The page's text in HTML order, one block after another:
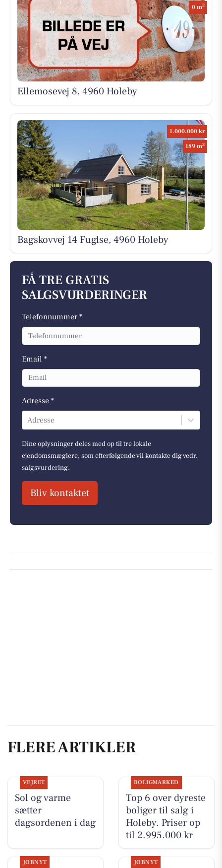
0 m2
Ellemosevej 8, 4960 Holeby
1.000.000 kr
189 m2
Bagskovvej 14 Fuglse, 4960 Holeby
FÅ TRE GRATIS
SALGSVURDERINGER
Telefonnummer *
Email *
Adresse *
Adresse
Dine oplysninger deles med op til tre lokale
ejendomsmæglere, som efterfølgende vil kontakte dig vedr.
salgsvurdering.
Bliv kontaktet
FLERE ARTIKLER
VEJRET
Sol og varme
sætter
dagsordenen i dag
BOLIGMARKED
Top 6 over dyreste
boliger til salg i
Holeby. Priser op
til 2.995.000 kr
JOBNYT JOBNYT